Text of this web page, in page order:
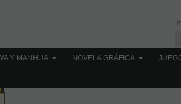
Y MANHUA NOVELA GRÁFICA